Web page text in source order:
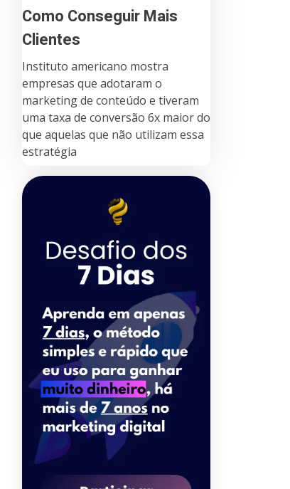
Como Conseguir Mais
Clientes
Instituto americano mostra
empresas que adotaram o
marketing de conteúdo e tiveram
uma taxa de conversão 6x maior do
que aquelas que não utilizam essa
estratégia